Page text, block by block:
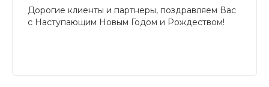
Дорогие клиенты и партнеры, поздравляем Вас
с Наступающим Новым Годом и Рождеством!